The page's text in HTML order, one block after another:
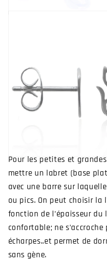
Pour les petites et
mettre un labret (base
avec une barre sur
ou pics. On peut choisir la
fonction de l’épaisseur du
confortable; ne
écharpes..et permet de
sans gène.